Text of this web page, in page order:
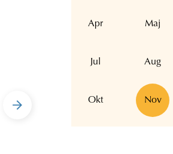
Apr Maj
Jul Aug
Okt Nov